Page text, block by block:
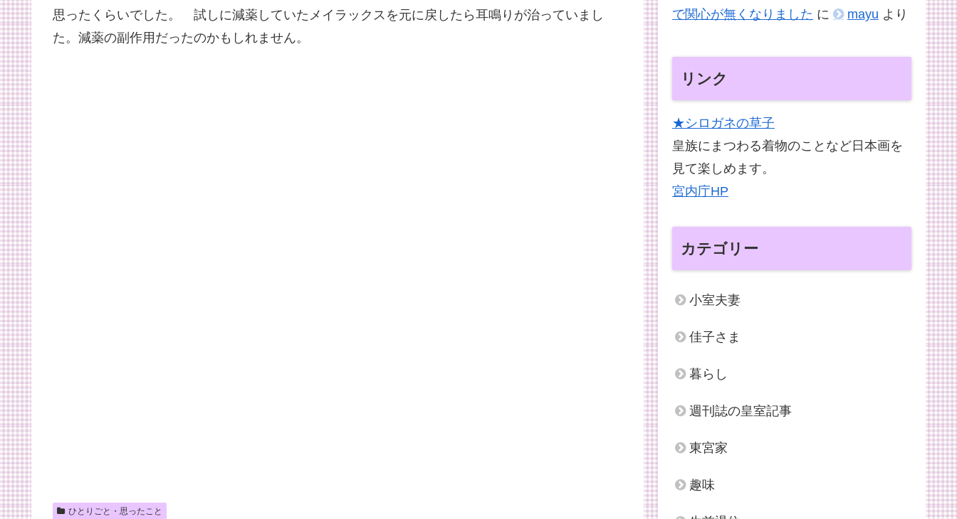
思ったくらいでした。 試しに減薬していたメイラックスを元に戻したら耳鳴りが治っていまし
た。減薬の副作用だったのかもしれません。
ひとりごと・思ったこと
で関心が無くなりました に mayu より
リンク
★シロガネの草子
皇族にまつわる着物のことなど日本画を
見て楽しめます。
宮内庁HP
カテゴリー
小室夫妻
佳子さま
暮らし
週刊誌の皇室記事
東宮家
趣味